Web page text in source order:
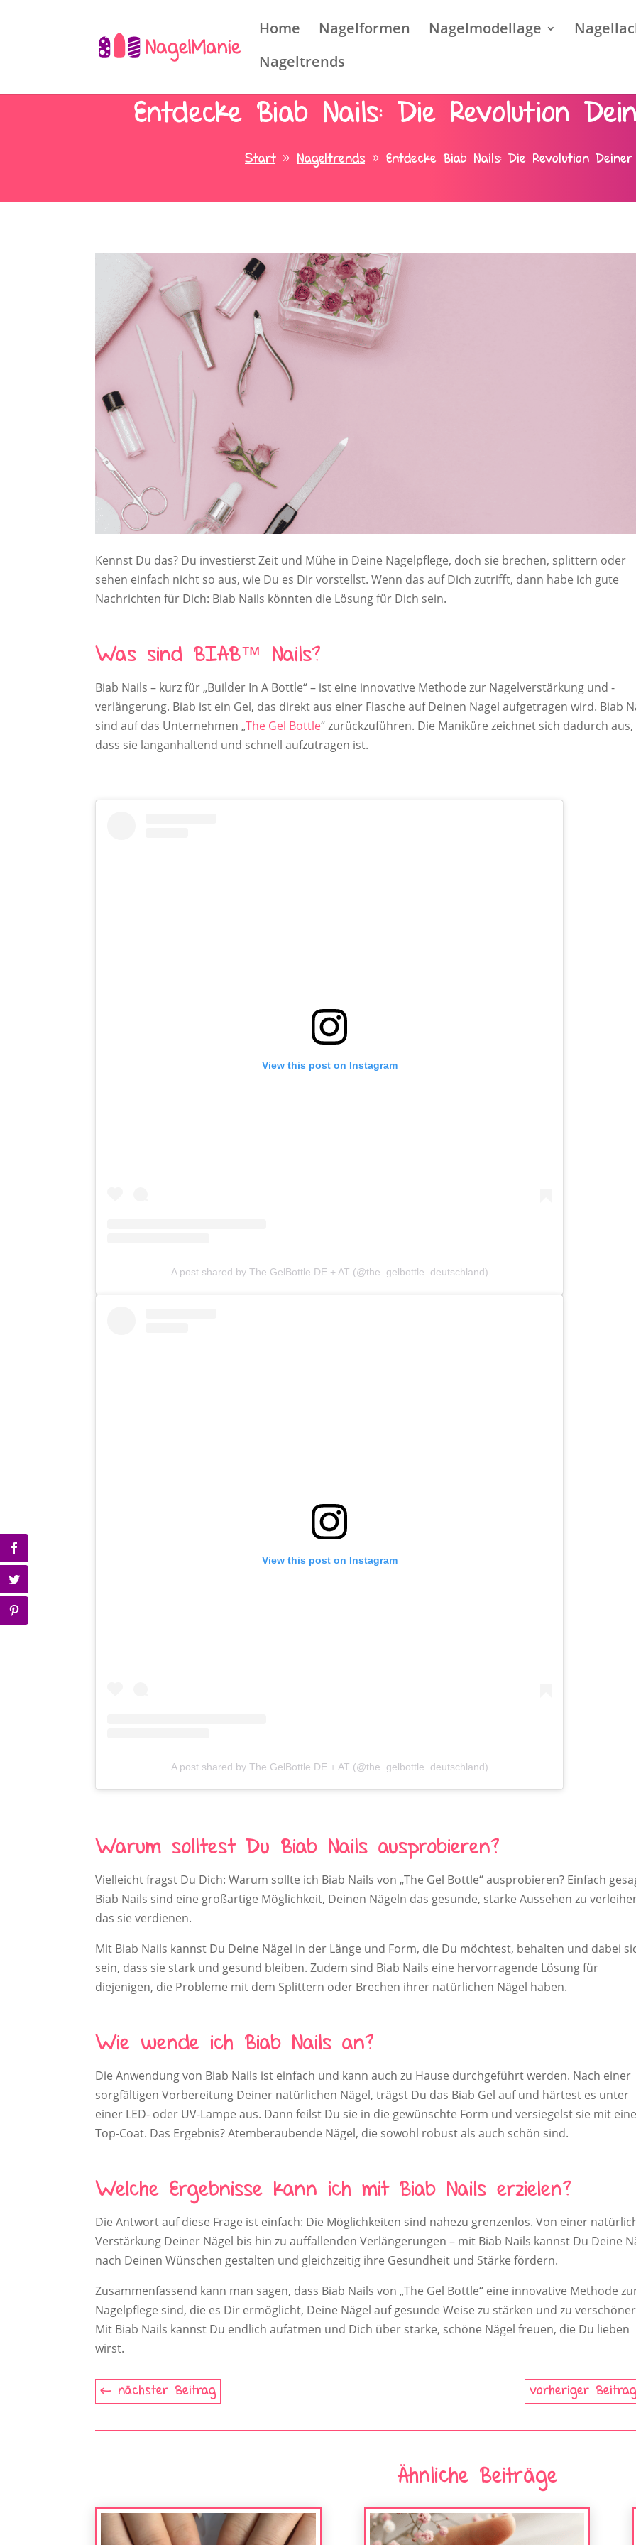
Home Nagelformen Nagelmodellage
Nageltrends
Entdecke Biab Nails: Die Revolution
Start Nageltrends Entdecke Biab Nails: Die Revolution
Kennst Du das? Du investierst Zeit und Mühe in Deine Nagelpflege, doch sie brechen, splittern oder
sehen einfach nicht so aus, wie Du es Dir vorstellst. Wenn das auf Dich zutrifft, dann habe ich gute
Nachrichten für Dich: Biab Nails könnten die Lösung für Dich sein.
Was sind BIAB™ Nails?
Biab Nails – kurz für „Builder In A Bottle“ – ist eine innovative Methode zur Nagelverstärkung und -
verlängerung. Biab ist ein Gel, das direkt aus einer Flasche auf Deinen Nagel aufgetragen wird. Biab
sind auf das Unternehmen „The Gel Bottle“ zurückzuführen. Die Maniküre zeichnet sich dadurch aus,
dass sie langanhaltend und schnell aufzutragen ist.
View this post on Instagram
A post shared by The GelBottle DE + AT (@the_gelbottle_deutschland)
View this post on Instagram
A post shared by The GelBottle DE + AT (@the_gelbottle_deutschland)
Warum solltest Du Biab Nails ausprobieren?
Vielleicht fragst Du Dich: Warum sollte ich Biab Nails von „The Gel Bottle“ ausprobieren? Einfach
Biab Nails sind eine großartige Möglichkeit, Deinen Nägeln das gesunde, starke Aussehen zu
das sie verdienen.
Mit Biab Nails kannst Du Deine Nägel in der Länge und Form, die Du möchtest, behalten und dabei
sein, dass sie stark und gesund bleiben. Zudem sind Biab Nails eine hervorragende Lösung für
diejenigen, die Probleme mit dem Splittern oder Brechen ihrer natürlichen Nägel haben.
Wie wende ich Biab Nails an?
Die Anwendung von Biab Nails ist einfach und kann auch zu Hause durchgeführt werden. Nach einer
sorgfältigen Vorbereitung Deiner natürlichen Nägel, trägst Du das Biab Gel auf und härtest es unter
einer LED- oder UV-Lampe aus. Dann feilst Du sie in die gewünschte Form und versiegelst sie mit
Top-Coat. Das Ergebnis? Atemberaubende Nägel, die sowohl robust als auch schön sind.
Welche Ergebnisse kann ich mit Biab Nails erzielen?
Die Antwort auf diese Frage ist einfach: Die Möglichkeiten sind nahezu grenzenlos. Von einer
Verstärkung Deiner Nägel bis hin zu auffallenden Verlängerungen – mit Biab Nails kannst Du Deine
nach Deinen Wünschen gestalten und gleichzeitig ihre Gesundheit und Stärke fördern.
Zusammenfassend kann man sagen, dass Biab Nails von „The Gel Bottle“ eine innovative Methode
Nagelpflege sind, die es Dir ermöglicht, Deine Nägel auf gesunde Weise zu stärken und zu
Mit Biab Nails kannst Du endlich aufatmen und Dich über starke, schöne Nägel freuen, die Du lieben
wirst.
vorheriger Beitrag
nächster Beitrag
Ähnliche Beiträge